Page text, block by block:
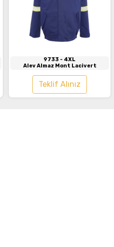
9733 - 4XL
Alev Almaz Mont Lacivert
Teklif Alınız